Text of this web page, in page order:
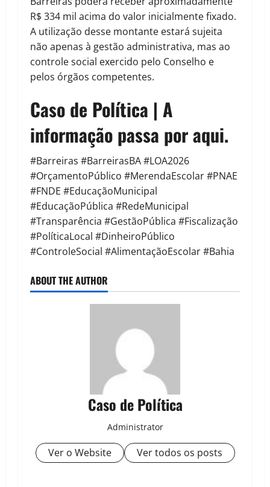
R$ 334 mil acima do valor inicialmente fixado.
A utilização desse montante estará sujeita
não apenas à gestão administrativa, mas ao
controle social exercido pelo Conselho e
pelos órgãos competentes.
Caso de Política | A
informação passa por aqui.
#Barreiras #BarreirasBA #LOA2026
#OrçamentoPúblico #MerendaEscolar #PNAE
#FNDE #EducaçãoMunicipal
#EducaçãoPública #RedeMunicipal
#Transparência #GestãoPública #Fiscalização
#PolíticaLocal #DinheiroPúblico
#ControleSocial #AlimentaçãoEscolar #Bahia
ABOUT THE AUTHOR
Caso de Política
Administrator
Ver o Website Ver todos os posts